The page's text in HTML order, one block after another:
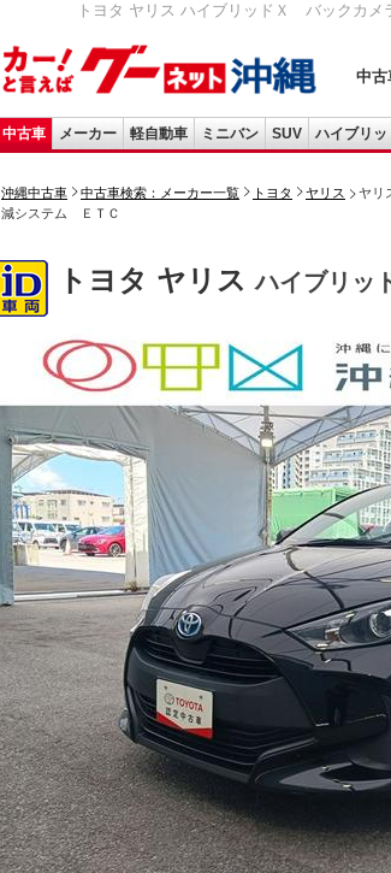
トヨタ ヤリス ハイブリッドＸ バックカ
中古
中古車 メーカー 軽自動車 ミニバン SUV ハイブリッ
沖縄中古車 中古車検索：メーカー一覧 トヨタ ヤリス
ヤリ
減システム ＥＴＣ
トヨタ ヤリスハイブリ